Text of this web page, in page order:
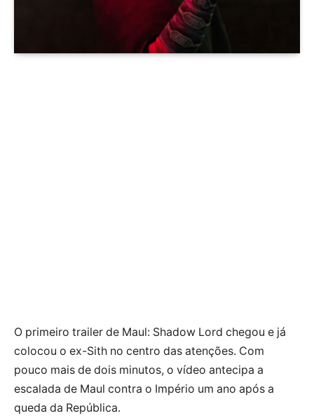
O primeiro trailer de Maul: Shadow Lord chegou e já
colocou o ex-Sith no centro das atenções. Com
pouco mais de dois minutos, o vídeo antecipa a
escalada de Maul contra o Império um ano após a
queda da República.